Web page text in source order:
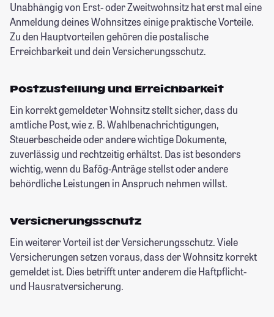
Unabhängig von Erst- oder Zweitwohnsitz hat erst mal eine
Anmeldung deines Wohnsitzes einige praktische Vorteile.
Zu den Hauptvorteilen gehören die postalische
Erreichbarkeit und dein Versicherungsschutz.
Postzustellung und Erreichbarkeit
Ein korrekt gemeldeter Wohnsitz stellt sicher, dass du
amtliche Post, wie z. B. Wahlbenachrichtigungen,
Steuerbescheide oder andere wichtige Dokumente,
zuverlässig und rechtzeitig erhältst. Das ist besonders
wichtig, wenn du Bafög-Anträge stellst oder andere
behördliche Leistungen in Anspruch nehmen willst.
Versicherungsschutz
Ein weiterer Vorteil ist der Versicherungsschutz. Viele
Versicherungen setzen voraus, dass der Wohnsitz korrekt
gemeldet ist. Dies betrifft unter anderem die Haftpflicht-
und Hausratversicherung.